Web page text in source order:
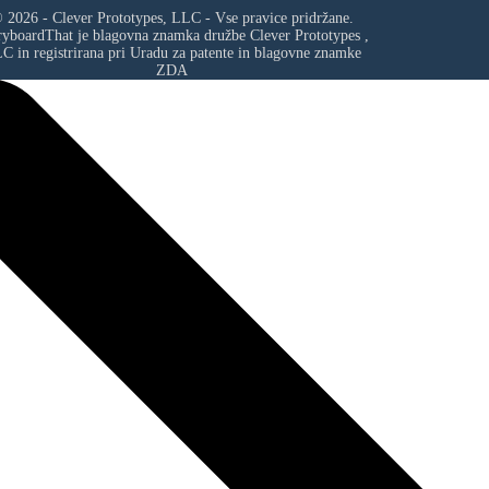
2026 - Clever Prototypes, LLC - Vse pravice pridržane.
je blagovna znamka družbe Clever Prototypes ,
in registrirana pri Uradu za patente in blagovne znamke
ZDA